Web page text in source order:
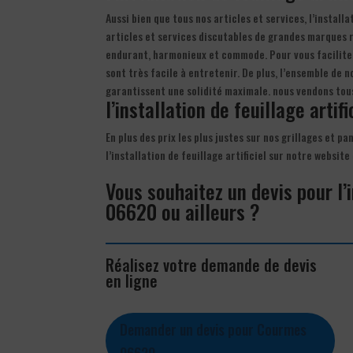
Aussi bien que tous nos articles et services,
articles et services discutables de grandes
endurant, harmonieux et commode. Pour vous
sont très facile à entretenir. De plus, l’ensemble de
garantissent une solidité maximale. nous vendons
l’installation de feuillage
En plus des prix les plus justes sur nos grillages et
l’installation de feuillage artificiel sur notre website
Vous souhaitez un devis pour
06620 ou ailleurs ?
Réalisez votre demande de devis
en ligne